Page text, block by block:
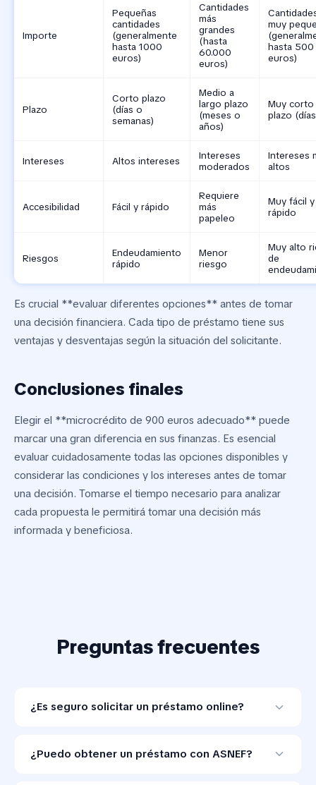
Importe
Pequeñas
cantidades
(generalmente
hasta 1000
euros)
Cantidades
más
grandes
(hasta
60.000
euros)
muy
hasta 500
euros)
Plazo
Corto plazo
(días o
semanas)
Medio a
largo plazo
(meses o
años)
Muy corto
plazo
Intereses Altos intereses
Intereses
moderados
Intereses
altos
Accesibilidad Fácil y rápido
Requiere
más
papeleo
Muy fácil y
rápido
Riesgos
Endeudamiento
rápido
Menor
riesgo
Muy alto
de
Es crucial **evaluar diferentes opciones** antes de tomar
una decisión financiera. Cada tipo de préstamo tiene sus
ventajas y desventajas según la situación del solicitante.
Conclusiones finales
Elegir el **microcrédito de 900 euros adecuado** puede
marcar una gran diferencia en sus finanzas. Es esencial
evaluar cuidadosamente todas las opciones disponibles y
considerar las condiciones y los intereses antes de tomar
una decisión. Tomarse el tiempo necesario para analizar
cada propuesta le permitirá tomar una decisión más
informada y beneficiosa.
Preguntas frecuentes
¿Es seguro solicitar un préstamo online?
plataformas certificadas. Trabajamos con entidades
¿Puedo obtener un préstamo con ASNEF?